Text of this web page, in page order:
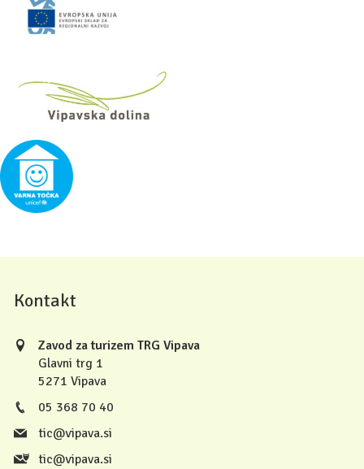
Kontakt
Zavod za turizem TRG Vipava
Glavni trg 1
5271 Vipava
05 368 70 40
tic@vipava.si
tic@vipava.si